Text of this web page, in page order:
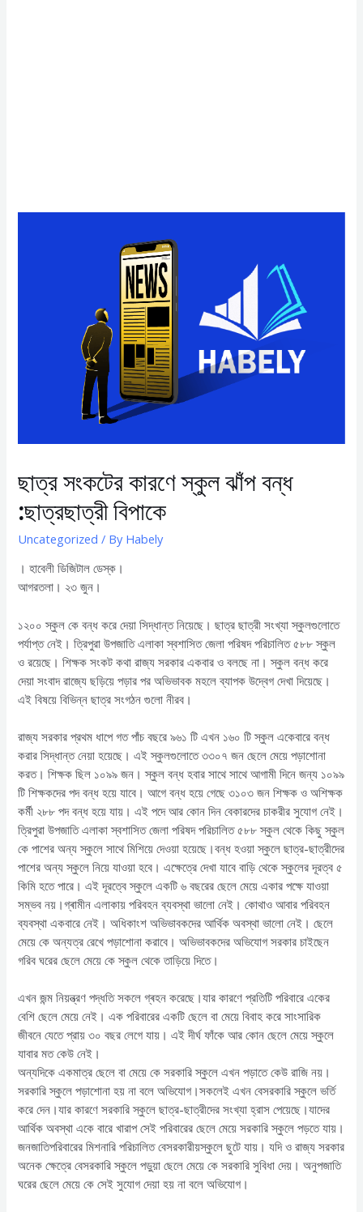
ছাত্র সংকটের কারণে স্কুল ঝাঁপ বন্ধ
:ছাত্রছাত্রী বিপাকে
Uncategorized / By Habely
। হাবেলী ডিজিটাল ডেস্ক।
আগরতলা। ২৩ জুন।
১২০০ স্কুল কে বন্ধ করে দেয়া সিদ্ধান্ত নিয়েছে। ছাত্র ছাত্রী সংখ্যা স্কুলগুলোতে
পর্যাপ্ত নেই। ত্রিপুরা উপজাতি এলাকা স্বশাসিত জেলা পরিষদ পরিচালিত ৫৮৮ স্কুল
ও রয়েছে। শিক্ষক সংকট কথা রাজ্য সরকার একবার ও বলছে না। স্কুল বন্ধ করে
দেয়া সংবাদ রাজ্যে ছড়িয়ে পড়ার পর অভিভাবক মহলে ব্যাপক উদ্বেগ দেখা দিয়েছে।
এই বিষয়ে বিভিন্ন ছাত্র সংগঠন গুলো নীরব।
রাজ্য সরকার প্রথম ধাপে গত পাঁচ বছরে ৯৬১ টি এখন ১৬০ টি স্কুল একেবারে বন্ধ
করার সিদ্ধান্ত নেয়া হয়েছে। এই স্কুলগুলোতে ৩৩০৭ জন ছেলে মেয়ে পড়াশোনা
করত। শিক্ষক ছিল ১০৯৯ জন। স্কুল বন্ধ হবার সাথে সাথে আগামী দিনে জন্য ১০৯৯
টি শিক্ষকদের পদ বন্ধ হয়ে যাবে। আগে বন্ধ হয়ে গেছে ৩১০৩ জন শিক্ষক ও অশিক্ষক
কর্মী ২৮৮ পদ বন্ধ হয়ে যায়। এই পদে আর কোন দিন বেকারদের চাকরীর সুযোগ নেই।
ত্রিপুরা উপজাতি এলাকা স্বশাসিত জেলা পরিষদ পরিচালিত ৫৮৮ স্কুল থেকে কিছু স্কুল
কে পাশের অন্য স্কুলে সাথে মিশিয়ে দেওয়া হয়েছে।বন্ধ হ‌ওয়া স্কুলে ছাত্র-ছাত্রীদের
পাশের অন্য স্কুলে নিয়ে যাওয়া হবে। এক্ষেত্রে দেখা যাবে বাড়ি থেকে স্কুলের দূরত্ব ৫
কিমি হতে পারে। এই দূরত্বে স্কুলে একটি ৬ বছরের ছেলে মেয়ে একার পক্ষে যাওয়া
সম্ভব নয়।গ্ৰামীন এলাকায় পরিবহন ব্যবস্থা ভালো নেই। কোথাও আবার পরিবহন
ব্যবস্থা একবারে নেই। অধিকাংশ অভিভাবকদের আর্থিক অবস্থা ভালো নেই। ছেলে
মেয়ে কে অন্যত্র রেখে পড়াশোনা করাবে। অভিভাবকদের অভিযোগ সরকার চাইছেন
গরিব ঘরের ছেলে মেয়ে কে স্কুল থেকে তাড়িয়ে দিতে।
এখন জন্ম নিয়ন্ত্রণ পদ্ধতি সকলে গ্ৰহন করেছে।যার কারণে প্রতিটি পরিবারে একের
বেশি ছেলে মেয়ে নেই। এক পরিবারের একটি ছেলে বা মেয়ে বিবাহ করে সাংসারিক
জীবনে যেতে প্রায় ৩০ বছর লেগে যায়। এই দীর্ঘ ফাঁকে আর কোন ছেলে মেয়ে স্কুলে
যাবার মত কেউ নেই।
অন্যদিকে একমাত্র ছেলে বা মেয়ে কে সরকারি স্কুলে এখন পড়াতে কেউ রাজি নয়।
সরকারি স্কুলে পড়াশোনা হয় না বলে অভিযোগ।সকলেই এখন বেসরকারি স্কুলে ভর্তি
করে দেন।যার কারণে সরকারি স্কুলে ছাত্র-ছাত্রীদের সংখ্যা হ্রাস পেয়েছে।যাদের
আর্থিক অবস্থা একে বারে খারাপ সেই পরিবারের ছেলে মেয়ে সরকারি স্কুলে পড়তে যায়।
জনজাতিপরিবারের মিশনারি পরিচালিত বেসরকারীয়স্কুলে ছুটে যায়। যদি ও রাজ্য সরকার
অনেক ক্ষেত্রে বেসরকারি স্কুলে পড়ুয়া ছেলে মেয়ে কে সরকারি সুবিধা দেয়। অনুপজাতি
ঘরের ছেলে মেয়ে কে সেই সুযোগ দেয়া হয় না বলে অভিযোগ।